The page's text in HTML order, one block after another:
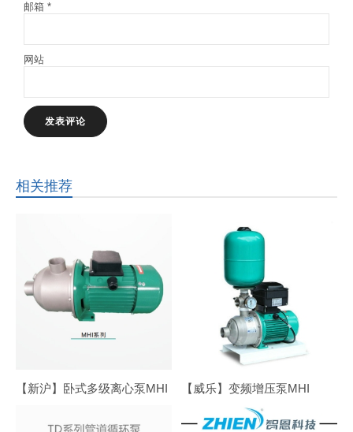
邮箱 *
网站
相关推荐
【新沪】卧式多级离心泵MHI 【威乐】变频增压泵MHI